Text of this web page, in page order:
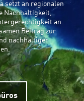
setzt an regionalen
Nachhaltigkeit,
an.
Beitrag zur
nachhaltiger